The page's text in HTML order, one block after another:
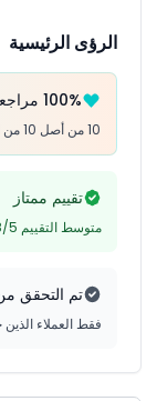
الرؤى الرئيسية
100% مراجعات إيجابية
10 من أصل 10 من العملاء يوصون بهذه التجربة
تقييم ممتاز
متوسط التقييم 4.8/5 بناءً على الحجوزات التي تم التحقق منها
تم التحقق
فقط العملاء